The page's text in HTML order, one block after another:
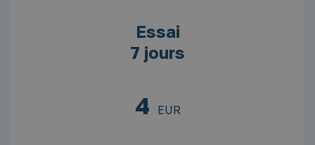
Essai
7 jours
4 EUR